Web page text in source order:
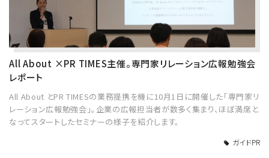
All About ×PR TIMES主催。専門家リレーション広報勉強会
レポート
All About とPR TIMESの業務提携を機に10月1日に開催した「専門家リ
レーション広報勉強会」。企業の広報担当者が数多く集まり、ほぼ満席と
なってスタートしたセミナーの様子を紹介します。
ガイドPR